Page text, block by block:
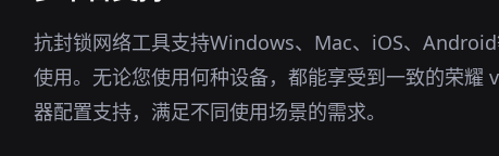
抗封锁网络工具支持Windows、Mac、iOS、
使用。无论您使用何种设备，都能享受到一致的荣耀
器配置支持，满足不同使用场景的需求。